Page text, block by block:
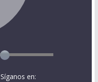
Síganos en: